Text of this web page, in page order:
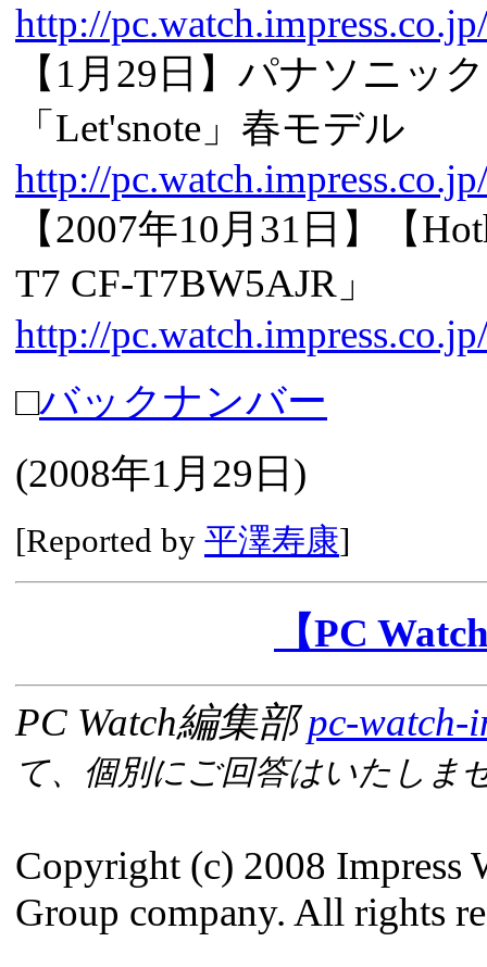
http://
【1月29日】パナソニッ
「Let'snote」春モデル
http://
【2007年10月31日】【
T7 CF-T7BW5AJR」
http://
□バックナンバー
(2008年1月29日 )
[Reported by 平澤寿康]
【PC
PC Watch編集部pc-watch-
て、個別にご回答はいたしま
Copyright (c) 2008 Impress
Group company. All rights